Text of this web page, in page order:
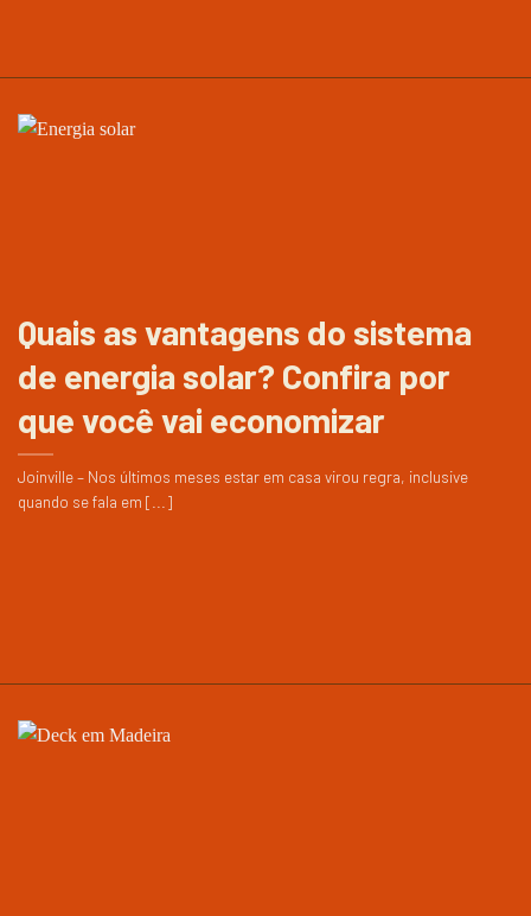
Quais as vantagens do sistema
de energia solar? Confira por
que você vai economizar
Joinville – Nos últimos meses estar em casa virou regra, inclusive
quando se fala em [...]